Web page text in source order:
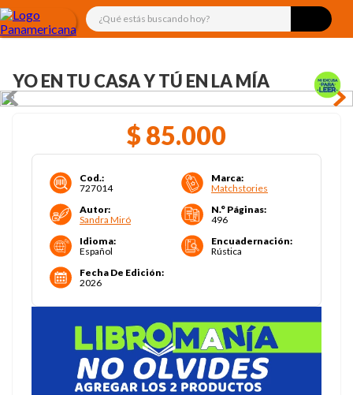
¿Qué estás buscando hoy?
YO EN TU CASA Y TÚ EN LA MÍA
$ 85.000
Cod.:
727014
Marca:
Matchstories
Autor:
Sandra Miró
N.° Páginas:
496
Idioma:
Español
Encuadernación:
Rústica
Fecha De Edición:
2026